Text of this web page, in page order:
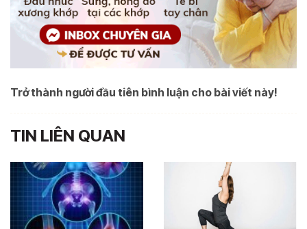
Trở thành người đầu tiên bình luận cho bài viết này!
TIN LIÊN QUAN